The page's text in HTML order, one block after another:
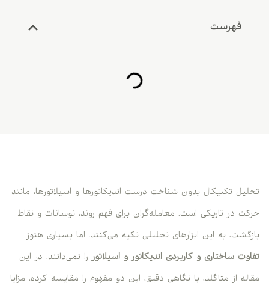
فهرست
تحلیل تکنیکال بدون شناخت درست اندیکاتورها و اسیلاتورها، مانند
حرکت در تاریکی است. معامله‌گران برای فهم روند، نوسانات و نقاط
بازگشت، به این ابزارهای تحلیلی تکیه می‌کنند. اما بسیاری هنوز
تفاوت ساختاری و کاربردی اندیکاتور و اسیلاتوررا نمی‌دانند. در این
مقاله از متاگلد، با نگاهی دقیق، این دو مفهوم را مقایسه کرده، مزایا